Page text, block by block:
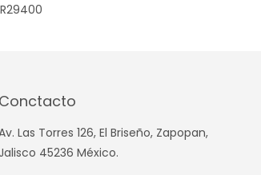
Conctacto
Las Torres 126, El Briseño, Zapopan,
Jalisco 45236 México.